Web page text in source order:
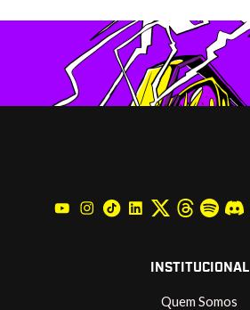
INSTITUCIONAL
Quem Somos